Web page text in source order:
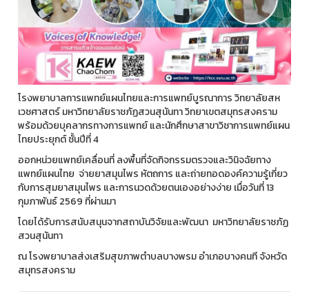
โรงพยาบาลการแพทย์แผนไทยและการแพทย์บูรณาการ วิทยาลัยสห
เวชศาสตร์ มหาวิทยาลัยราชภัฏสวนสุนันทา วิทยาเขตสมุทรสงคราม
พร้อมด้วยบุคลากรทางการแพทย์ และนักศึกษาสาขาวิชาการแพทย์แผน
ไทยประยุกต์ ชั้นปีที่ 4
ออกหน่วยแพทย์เคลื่อนที่ ลงพื้นที่จัดกิจกรรมตรวจและวินิจฉัยทาง
แพทย์แผนไทย จ่ายยาสมุนไพร หัตถการ และถ่ายทอดองค์ความรู้เกี่ยว
กับการสุมยาสมุนไพร และการนวดด้วยตนเองอย่างง่าย เมื่อวันที่ 13
กุมภาพันธ์ 2569 ที่ผ่านมา
โดยได้รับการสนับสนุนจากสถาบันวิจัยและพัฒนา มหาวิทยาลัยราชภัฏ
สวนสุนันทา
ณ โรงพยาบาลส่งเสริมสุขภาพตำบลบางพรม อำเภอบางคนที จังหวัด
สมุทรสงคราม